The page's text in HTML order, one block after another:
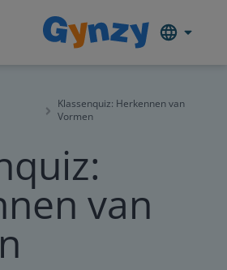
Klassenquiz: Herkennen van
Vormen
van